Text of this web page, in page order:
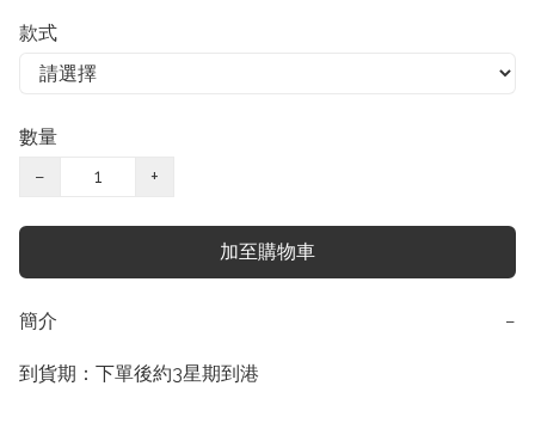
款式
數量
−
+
加至購物車
簡介 −
到貨期：下單後約3星期到港